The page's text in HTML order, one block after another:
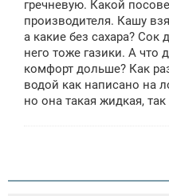
гречневую. Какой
производителя. Кашу
а какие без сахара? Сок
него тоже газики. А что
комфорт дольше? Как
водой как написано на
но она такая жидкая,